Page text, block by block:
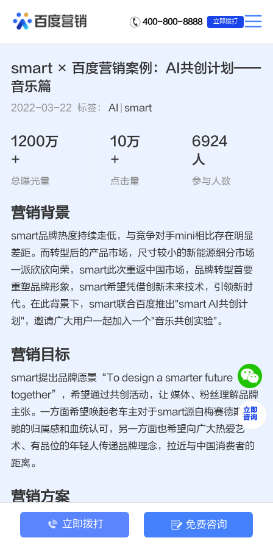
400-800-8888 立即拨打
smart × 百度营销案例：AI共创计划——
音乐篇
2022-03-22 标签： AI smart
1200万
+
总曝光量
10万
+
点击量
6924
人
参与人数
营销背景
smart品牌热度持续走低，与竞争对手mini相比存在明显
差距。而转型后的产品市场，尺寸较小的新能源细分市场
一派欣欣向荣，smart此次重返中国市场，品牌转型首要
重塑品牌形象，smart希望凭借创新未来技术，引领新时
代。在此背景下，smart联合百度推出"smart AI共创计
划"，邀请广大用户一起加入一个"音乐共创实验"。
营销目标
smart提出品牌愿景“To design a smarter future
together”，希望通过共创活动，让 媒体、粉丝理解品牌
主张。一方面希望唤起老车主对于smart源自梅赛德斯-奔
驰的归属感和血统认可，另一方面也希望向广大热爱艺
术、有品位的年轻人传递品牌理念，拉近与中国消费者的
距离。
营销方案
立即拨打 免费咨询